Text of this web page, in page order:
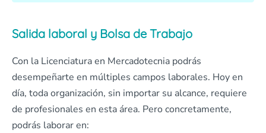
Salida laboral y Bolsa de Trabajo
Con la Licenciatura en Mercadotecnia podrás
desempeñarte en múltiples campos laborales. Hoy en
día, toda organización, sin importar su alcance, requiere
de profesionales en esta área. Pero concretamente,
podrás laborar en: